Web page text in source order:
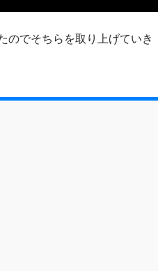
のでそちらを取り上げていき